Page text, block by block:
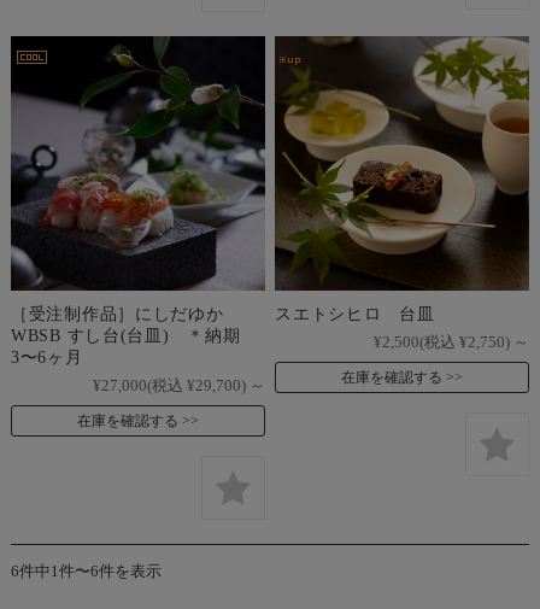
［受注制作品］にしだゆか
WBSB すし台(台皿) ＊納期
3〜6ヶ月
¥27,000(税込 ¥29,700) ～
在庫を確認する
スエトシヒロ 台皿
¥2,500(税込 ¥2,750) ～
在庫を確認する
6件中1件〜6件を表示